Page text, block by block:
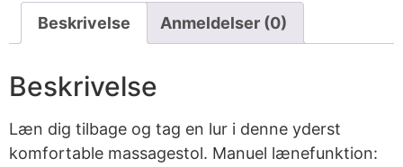
Beskrivelse Anmeldelser (0)
Beskrivelse
Læn dig tilbage og tag en lur i denne yderst
komfortable massagestol. Manuel lænefunktion: